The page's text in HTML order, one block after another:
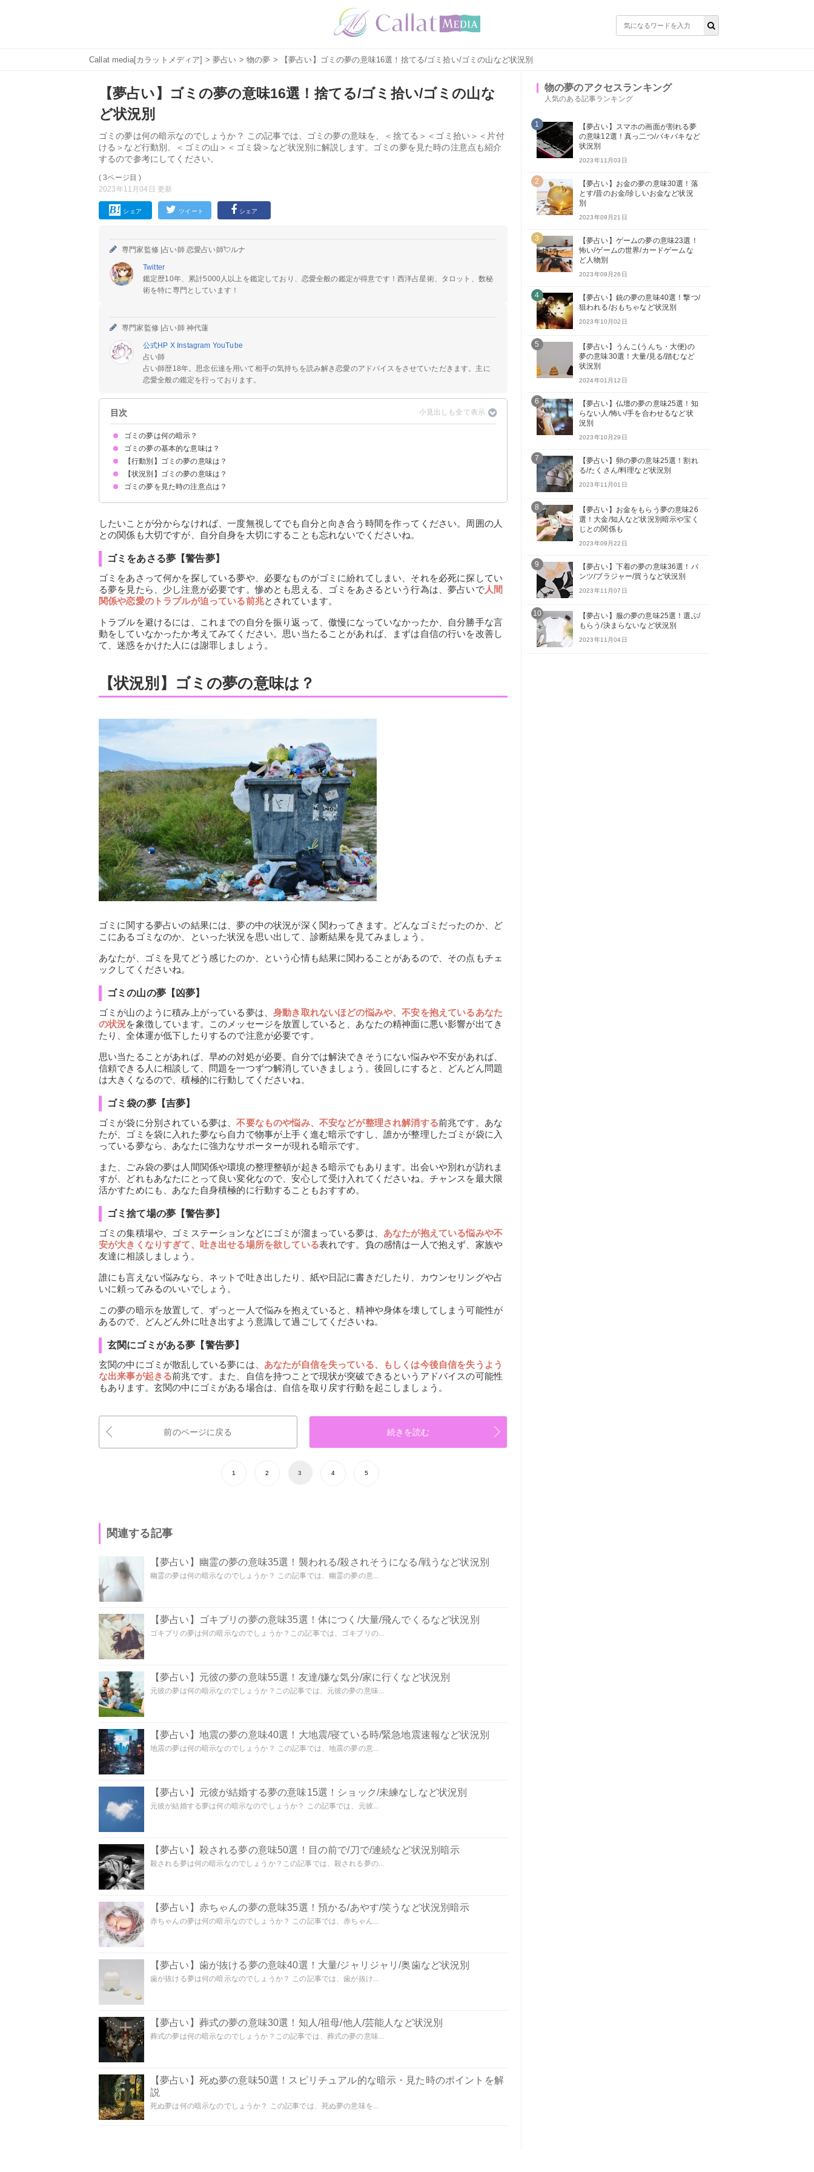
Callat media[カラットメディア] >夢占い > 物の夢 > 【夢占い】ゴミの夢の意味16選！捨てる/ゴミ拾い/ゴミの山など状況別
【夢占い】ゴミの夢の意味16選！捨てる/ゴミ拾い/ゴミの山な
ど状況別
ゴミの夢は何の暗示なのでしょうか？ この記事では、ゴミの夢の意味を、＜捨てる＞＜ゴミ拾い＞＜片付
ける＞など行動別、＜ゴミの山＞＜ゴミ袋＞など状況別に解説します。ゴミの夢を見た時の注意点も紹介
するので参考にしてください。
( 3ページ目 )
2023年11月04日 更新
シェア ツイート シェア
専門家監修 |占い師 恋愛占い師💘ルナ
Twitter
鑑定歴10年、累計5000人以上を鑑定しており、恋愛全般の鑑定が得意です！西洋占星術、タロット、数秘
術を特に専門としています！
専門家監修 |占い師 神代蓮
公式HP X Instagram YouTube
占い師
占い師歴18年。思念伝達を用いて相手の気持ちを読み解き恋愛のアドバイスをさせていただきます。主に
恋愛全般の鑑定を行っております。
目次
ゴミの夢は何の暗示？
ゴミの夢の基本的な意味は？
不要になったものの象徴
状況によって意味が決まる
【行動別】ゴミの夢の意味は？
ゴミを捨てる夢【吉夢】
ゴミ拾いをする夢【警告夢】
ゴミを片付ける夢【吉夢】
ゴミを燃やす夢【警告夢】
ゴミが燃える夢【吉夢】
ゴミに埋もれる夢【凶夢】
ゴミをあさる夢【警告夢】
【状況別】ゴミの夢の意味は？
ゴミの山の夢【凶夢】
ゴミ袋の夢【吉夢】
ゴミ捨て場の夢【警告夢】
玄関にゴミがある夢【警告夢】
トイレにゴミがある夢【凶夢】
捨てられないゴミの夢【警告夢】
ゴミが散乱している夢【警告夢】
ゴミ屋敷の夢【警告夢】
ゴミが臭い夢【凶夢】
ゴミの夢を見た時の注意点は？
したいことが分からなければ、一度無視してでも自分と向き合う時間を作ってください。周囲の人
との関係も大切ですが、自分自身を大切にすることも忘れないでくださいね。
ゴミをあさる夢【警告夢】
ゴミをあさって何かを探している夢や、必要なものがゴミに紛れてしまい、それを必死に探してい
る夢を見たら、少し注意が必要です。惨めとも思える、ゴミをあさるという行為は、夢占いで人間
関係や恋愛のトラブルが迫っている前兆とされています。
トラブルを避けるには、これまでの自分を振り返って、傲慢になっていなかったか、自分勝手な言
動をしていなかったか考えてみてください。思い当たることがあれば、まずは自信の行いを改善し
て、迷惑をかけた人には謝罪しましょう。
【状況別】ゴミの夢の意味は？
ゴミに関する夢占いの結果には、夢の中の状況が深く関わってきます。どんなゴミだったのか、ど
こにあるゴミなのか、といった状況を思い出して、診断結果を見てみましょう。
あなたが、ゴミを見てどう感じたのか、という心情も結果に関わることがあるので、その点もチェ
ックしてくださいね。
ゴミの山の夢【凶夢】
ゴミが山のように積み上がっている夢は、身動き取れないほどの悩みや、不安を抱えているあなた
の状況を象徴しています。このメッセージを放置していると、あなたの精神面に悪い影響が出てき
たり、全体運が低下したりするので注意が必要です。
思い当たることがあれば、早めの対処が必要。自分では解決できそうにない悩みや不安があれば、
信頼できる人に相談して、問題を一つずつ解消していきましょう。後回しにすると、どんどん問題
は大きくなるので、積極的に行動してくださいね。
ゴミ袋の夢【吉夢】
ゴミが袋に分別されている夢は、不要なものや悩み、不安などが整理され解消する前兆です。あな
たが、ゴミを袋に入れた夢なら自力で物事が上手く進む暗示ですし、誰かが整理したゴミが袋に入
っている夢なら、あなたに強力なサポーターが現れる暗示です。
また、ごみ袋の夢は人間関係や環境の整理整頓が起きる暗示でもあります。出会いや別れが訪れま
すが、どれもあなたにとって良い変化なので、安心して受け入れてくださいね。チャンスを最大限
活かすためにも、あなた自身積極的に行動することもおすすめ。
ゴミ捨て場の夢【警告夢】
ゴミの集積場や、ゴミステーションなどにゴミが溜まっている夢は、 あなたが抱えている悩みや不
安が大きくなりすぎて、吐き出せる場所を欲している表れです。負の感情は一人で抱えず、家族や
友達に相談しましょう。
誰にも言えない悩みなら、ネットで吐き出したり、紙や日記に書きだしたり、カウンセリングや占
いに頼ってみるのいいでしょう。
この夢の暗示を放置して、ずっと一人で悩みを抱えていると、精神や身体を壊してしまう可能性が
あるので、どんどん外に吐き出すよう意識して過ごしてくださいね。
玄関にゴミがある夢【警告夢】
玄関の中にゴミが散乱している夢には、あなたが自信を失っている、もしくは今後自信を失うよう
な出来事が起きる前兆です。また、自信を持つことで現状が突破できるというアドバイスの可能性
もあります。玄関の中にゴミがある場合は、自信を取り戻す行動を起こしましょう。
前のページに戻る 続きを読む
1 2 3 4 5
関連する記事
【夢占い】幽霊の夢の意味35選！襲われる/殺されそうになる/戦うなど状況別
幽霊の夢は何の暗示なのでしょうか？ この記事では、幽霊の夢の意...
【夢占い】ゴキブリの夢の意味35選！体につく/大量/飛んでくるなど状況別
ゴキブリの夢は何の暗示なのでしょうか？この記事では、ゴキブリの...
【夢占い】元彼の夢の意味55選！友達/嫌な気分/家に行くなど状況別
元彼の夢は何の暗示なのでしょうか？この記事では、元彼の夢の意味...
【夢占い】地震の夢の意味40選！大地震/寝ている時/緊急地震速報など状況別
地震の夢は何の暗示なのでしょうか？ この記事では、地震の夢の意...
【夢占い】元彼が結婚する夢の意味15選！ショック/未練なしなど状況別
元彼が結婚する夢は何の暗示なのでしょうか？ この記事では、元彼...
【夢占い】殺される夢の意味50選！目の前で/刀で/連続など状況別暗示
殺される夢は何の暗示なのでしょうか？この記事では、殺される夢の...
【夢占い】赤ちゃんの夢の意味35選！預かる/あやす/笑うなど状況別暗示
赤ちゃんの夢は何の暗示なのでしょうか？ この記事では、赤ちゃん...
【夢占い】歯が抜ける夢の意味40選！大量/ジャリジャリ/奥歯など状況別
歯が抜ける夢は何の暗示なのでしょうか？ この記事では、歯が抜け...
【夢占い】葬式の夢の意味30選！知人/祖母/他人/芸能人など状況別
葬式の夢は何の暗示なのでしょうか？この記事では、葬式の夢の意味...
【夢占い】死ぬ夢の意味50選！スピリチュアル的な暗示・見た時のポイントを解
説
死ぬ夢は何の暗示なのでしょうか？ この記事では、死ぬ夢の意味を...
物の夢のアクセスランキング
人気のある記事ランキング
1
【夢占い】スマホの画面が割れる夢
の意味12選！真っ二つ/バキバキなど
状況別
2023年11月03日
2
【夢占い】お金の夢の意味30選！落
とす/昔のお金/珍しいお金など状況
別
2023年09月21日
3
【夢占い】ゲームの夢の意味23選！
怖い/ゲームの世界/カードゲームな
ど人物別
2023年09月26日
4
【夢占い】銃の夢の意味40選！撃つ/
狙われる/おもちゃなど状況別
2023年10月02日
5
【夢占い】うんこ(うんち・大便)の
夢の意味30選！大量/見る/踏むなど
状況別
2024年01月12日
6
【夢占い】仏壇の夢の意味25選！知
らない人/怖い/手を合わせるなど状
況別
2023年10月29日
7
【夢占い】卵の夢の意味25選！割れ
る/たくさん/料理など状況別
2023年11月01日
8
【夢占い】お金をもらう夢の意味26
選！大金/知人など状況別暗示や宝く
じとの関係も
2023年09月22日
9
【夢占い】下着の夢の意味36選！パ
ンツ/ブラジャー/買うなど状況別
2023年11月07日
10
【夢占い】服の夢の意味25選！選ぶ/
もらう/決まらないなど状況別
2023年11月04日